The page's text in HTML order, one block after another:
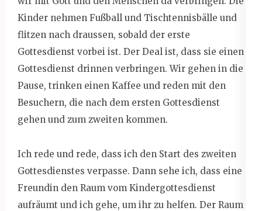
Kinder nehmen Fußball und Tischtennisbälle und
flitzen nach draussen, sobald der erste
Gottesdienst vorbei ist. Der Deal ist, dass sie einen
Gottesdienst drinnen verbringen. Wir gehen in die
Pause, trinken einen Kaffee und reden mit den
Besuchern, die nach dem ersten Gottesdienst
gehen und zum zweiten kommen.
Ich rede und rede, dass ich den Start des zweiten
Gottesdienstes verpasse. Dann sehe ich, dass eine
Freundin den Raum vom Kindergottesdienst
aufräumt und ich gehe, um ihr zu helfen. Der Raum